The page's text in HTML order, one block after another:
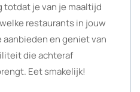
totdat je van je maaltijd
restaurants in jouw
en geniet van
die achteraf
Eet smakelijk!